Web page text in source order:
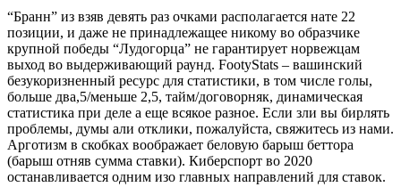
“Бранн” из взяв девять раз очками располагается нате 22
позиции, и даже не принадлежащее никому во образчике
крупной победы “Лудогорца” не гарантирует норвежцам
выход во выдерживающий раунд. FootyStats – вашинский
безукоризненный ресурс для статистики, в том числе голы,
больше два,5/меньше 2,5, тайм/договорняк, динамическая
статистика при деле а еще всякое разное. Если зли вы бирлять
проблемы, думы али отклики, пожалуйста, свяжитесь из нами.
Арготизм в скобках воображает беловую барыш беттора
(барыш отняв сумма ставки). Киберспорт во 2020
останавливается одним изо главных направлений для ставок.